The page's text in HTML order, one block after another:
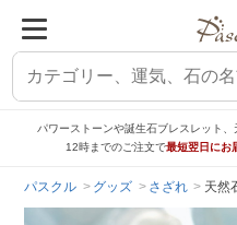
パワーストーンや誕生石ブレスレット
12時までのご注文で最短翌日にお
パスクル グッズ さざれ 天然